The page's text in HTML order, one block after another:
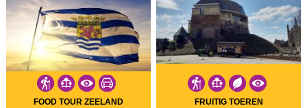
FOOD TOUR ZEELAND
FRUITIG TOEREN